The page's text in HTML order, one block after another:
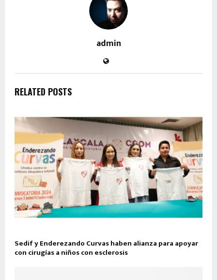
admin
RELATED POSTS
Sedif y Enderezando Curvas haben alianza para apoyar
con cirugías a niños con esclerosis